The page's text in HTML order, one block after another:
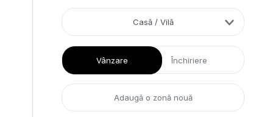
Casă / Vilă
Vânzare Închiriere